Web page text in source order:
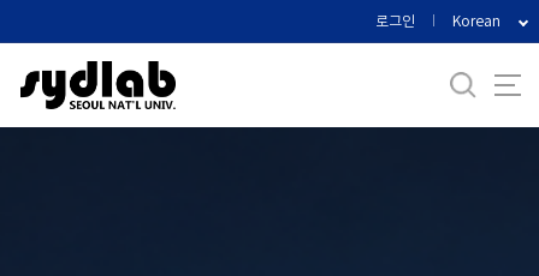
로
메
로그인 Korean